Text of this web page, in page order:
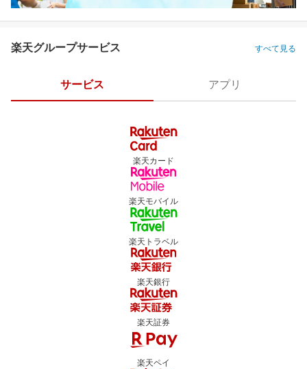
楽天グループサービス すべて見る
サービス アプリ
楽天カード
楽天モバイル
楽天トラベル
楽天銀行
楽天証券
楽天ペイ